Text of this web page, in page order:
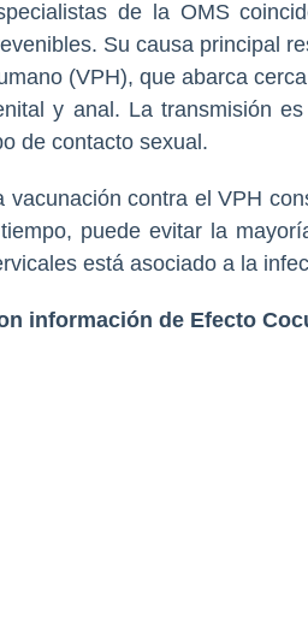
de la OMS
Su causa principal
(VPH), que abarca
y anal. La transmisión
de contacto sexual.
vacunación contra el VPH
puede evitar la
está asociado a la
información de Efecto